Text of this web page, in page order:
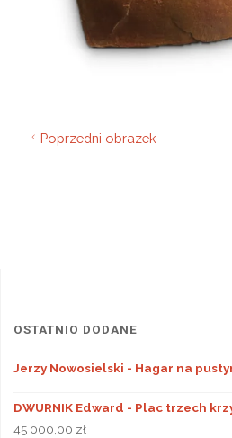
Poprzedni obrazek
OSTATNIO DODANE
Jerzy Nowosielski - Hagar na
DWURNIK Edward - Plac trzech
45 000,00 zł